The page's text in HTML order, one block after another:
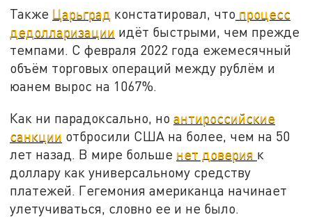
Также Царьград констатировал, что процесс
дедолларизации идёт быстрыми, чем прежде
темпами. С февраля 2022 года ежемесячный
объём торговых операций между рублём и
юанем вырос на 1067%.
Как ни парадоксально, ноантироссийские
санкции отбросили США на более, чем на 50
лет назад. В мире больше нет доверия к
доллару как универсальному средству
платежей. Гегемония американца начинает
улетучиваться, словно ее и не было.